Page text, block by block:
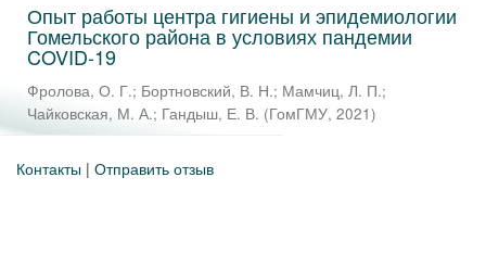
Опыт работы центра гигиены и эпидемиологии
Гомельского района в условиях пандемии
COVID-19
Фролова, О. Г.; Бортновский, В. Н.; Мамчиц, Л. П.;
Чайковская, М. А.; Гандыш, Е. В. (ГомГМУ, 2021)
Контакты | Отправить отзыв